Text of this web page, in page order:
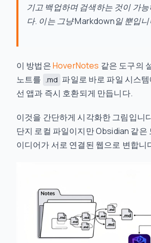
기고 백업하며 검색하는 것이 가
다. 이는 그냥 Markdown일 뿐입니
이 방법은HoverNotes 같은 도구의
노트를 .md 파일로 바로 파일 시스
선 앱과 즉시 호환되게 만듭니다.
이것을 간단하게 시각화한 그림입니
단지 로컬 파일이지만 Obsidian 같은
이디어가 서로 연결된 웹으로 변합니